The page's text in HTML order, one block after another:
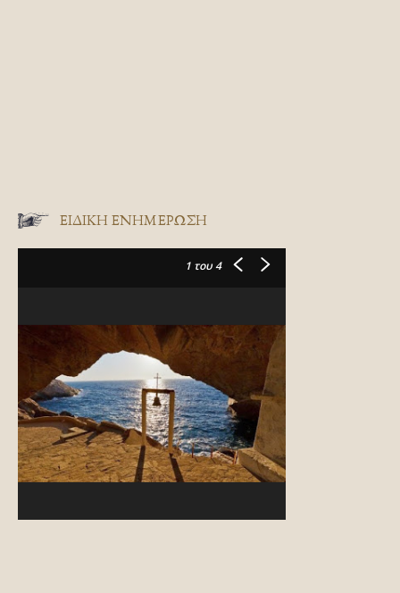
ΕΙΔΙΚΉ ΕΝΗΜΈΡΩΣΗ
1 του 4